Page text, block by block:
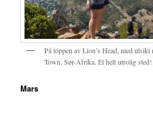
På toppen av Lion’s Head, med
Town, Sør-Afrika. Et helt utrolig sted!
Mars